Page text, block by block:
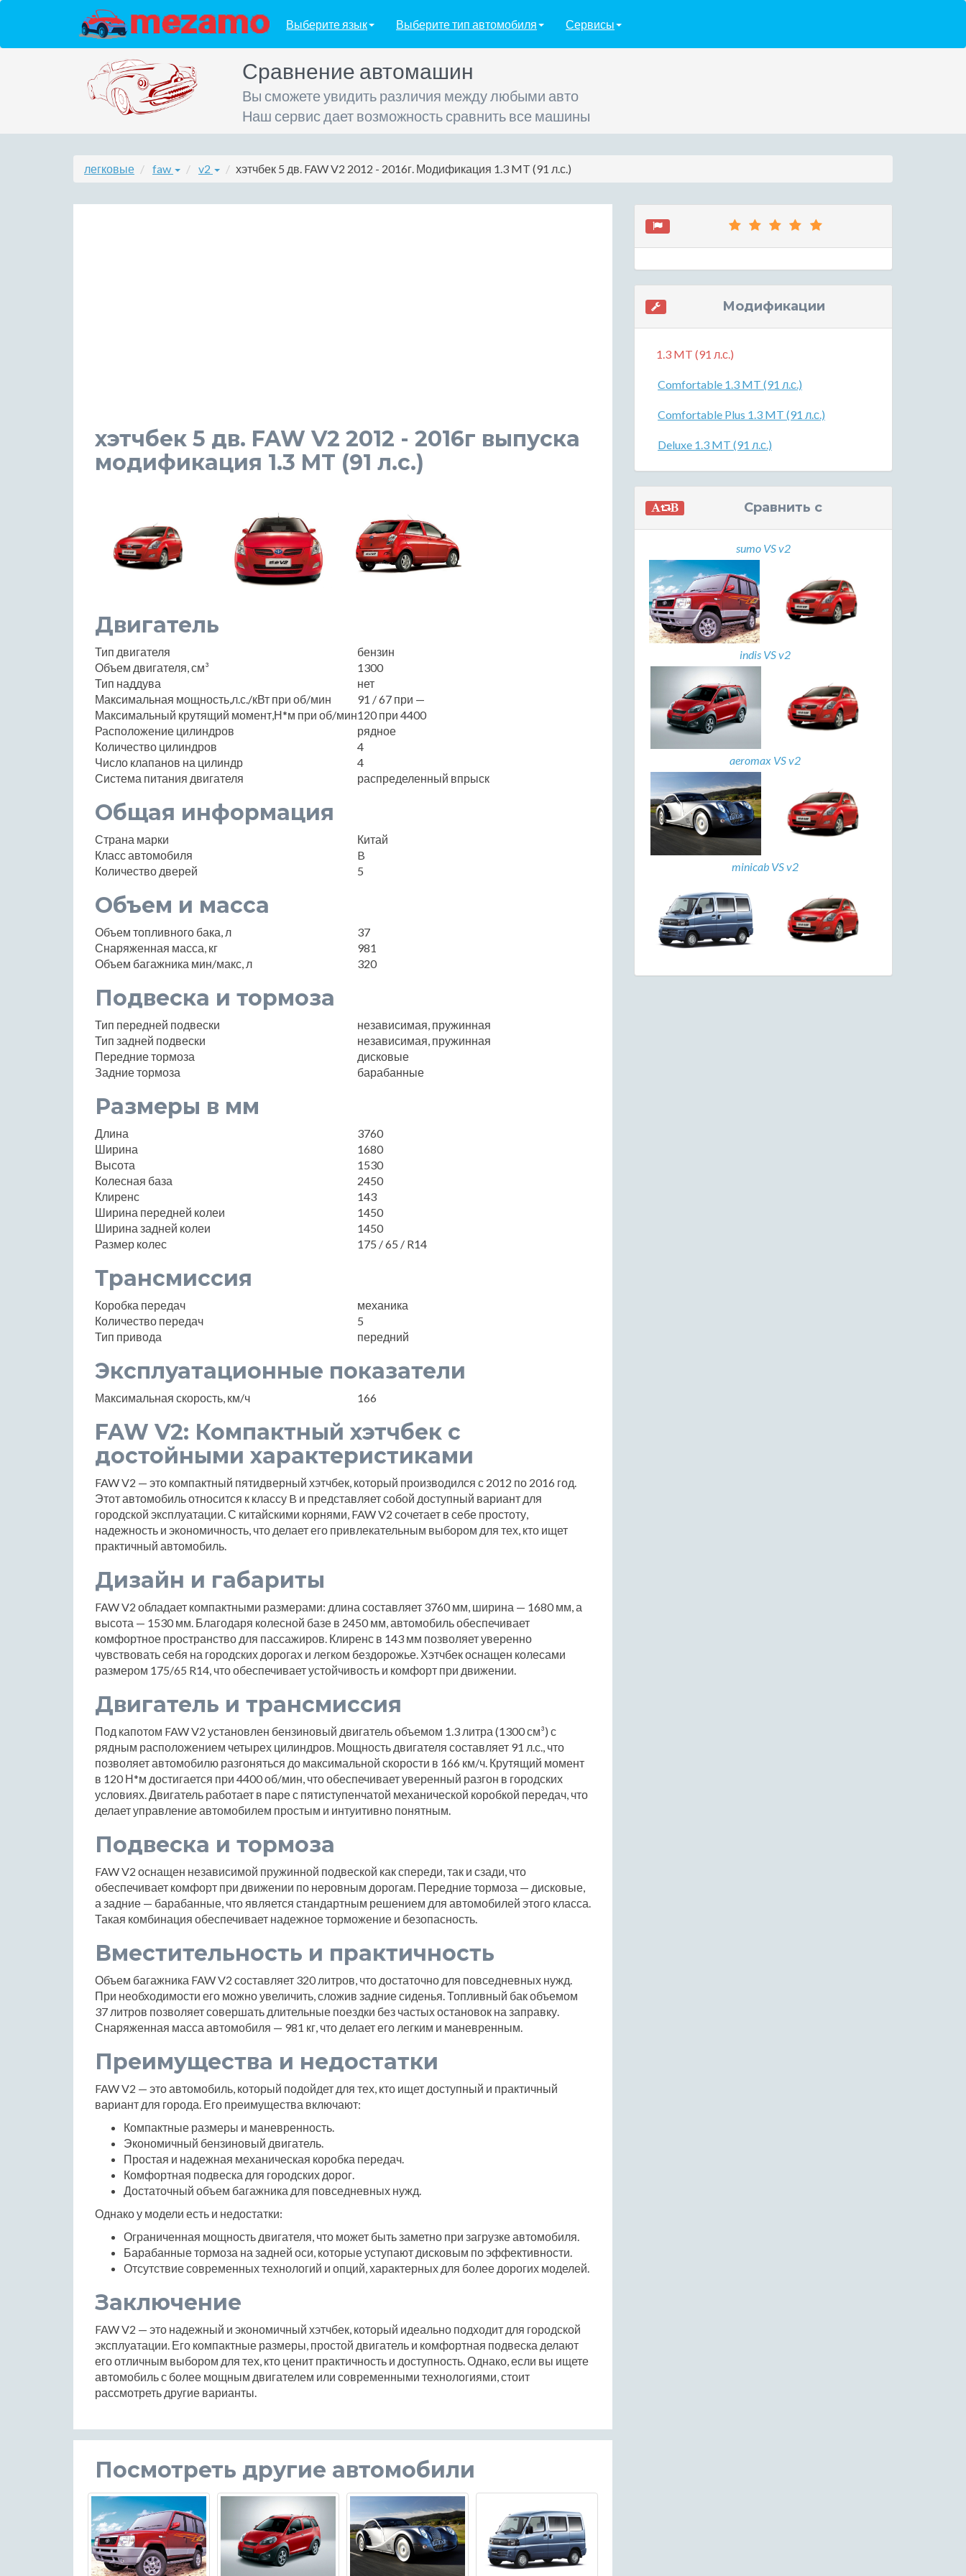
Выберите язык Выберите тип автомобиля Сервисы
Сравнение автомашин
Вы сможете увидить различия между любыми авто
Наш сервис дает возможность сравнить все машины
легковые faw v2 хэтчбек 5 дв. FAW V2 2012 - 2016г. Модификация 1.3 MT (91 л.с.)
хэтчбек 5 дв. FAW V2 2012 - 2016г выпуска
модификация 1.3 MT (91 л.с.)
Двигатель
Тип двигателя
бензин
Объем двигателя, см³
1300
Тип наддува
нет
Максимальная мощность,л.с./кВт при об/мин
91 / 67 при —
Максимальный крутящий момент,Н*м при об/мин120 при 4400
Расположение цилиндров
рядное
Количество цилиндров
4
Число клапанов на цилиндр
4
Система питания двигателя
распределенный впрыск
Общая информация
Страна марки
Китай
Класс автомобиля
B
Количество дверей
5
Объем и масса
Объем топливного бака, л
37
Снаряженная масса, кг
981
Объем багажника мин/макс, л
320
Подвеска и тормоза
Тип передней подвески
независимая, пружинная
Тип задней подвески
независимая, пружинная
Передние тормоза
дисковые
Задние тормоза
барабанные
Размеры в мм
Длина
3760
Ширина
1680
Высота
1530
Колесная база
2450
Клиренс
143
Ширина передней колеи
1450
Ширина задней колеи
1450
Размер колес
175 / 65 / R14
Трансмиссия
Коробка передач
механика
Количество передач
5
Тип привода
передний
Эксплуатационные показатели
Максимальная скорость, км/ч 166
FAW V2: Компактный хэтчбек с
достойными характеристиками
FAW V2 — это компактный пятидверный хэтчбек, который производился с 2012 по 2016 год.
Этот автомобиль относится к классу B и представляет собой доступный вариант для
городской эксплуатации. С китайскими корнями, FAW V2 сочетает в себе простоту,
надежность и экономичность, что делает его привлекательным выбором для тех, кто ищет
практичный автомобиль.
Дизайн и габариты
FAW V2 обладает компактными размерами: длина составляет 3760 мм, ширина — 1680 мм, а
высота — 1530 мм. Благодаря колесной базе в 2450 мм, автомобиль обеспечивает
комфортное пространство для пассажиров. Клиренс в 143 мм позволяет уверенно
чувствовать себя на городских дорогах и легком бездорожье. Хэтчбек оснащен колесами
размером 175/65 R14, что обеспечивает устойчивость и комфорт при движении.
Двигатель и трансмиссия
Под капотом FAW V2 установлен бензиновый двигатель объемом 1.3 литра (1300 см³) с
рядным расположением четырех цилиндров. Мощность двигателя составляет 91 л.с., что
позволяет автомобилю разгоняться до максимальной скорости в 166 км/ч. Крутящий момент
в 120 Н*м достигается при 4400 об/мин, что обеспечивает уверенный разгон в городских
условиях. Двигатель работает в паре с пятиступенчатой механической коробкой передач, что
делает управление автомобилем простым и интуитивно понятным.
Подвеска и тормоза
FAW V2 оснащен независимой пружинной подвеской как спереди, так и сзади, что
обеспечивает комфорт при движении по неровным дорогам. Передние тормоза — дисковые,
а задние — барабанные, что является стандартным решением для автомобилей этого класса.
Такая комбинация обеспечивает надежное торможение и безопасность.
Вместительность и практичность
Объем багажника FAW V2 составляет 320 литров, что достаточно для повседневных нужд.
При необходимости его можно увеличить, сложив задние сиденья. Топливный бак объемом
37 литров позволяет совершать длительные поездки без частых остановок на заправку.
Снаряженная масса автомобиля — 981 кг, что делает его легким и маневренным.
Преимущества и недостатки
FAW V2 — это автомобиль, который подойдет для тех, кто ищет доступный и практичный
вариант для города. Его преимущества включают:
Компактные размеры и маневренность.
Экономичный бензиновый двигатель.
Простая и надежная механическая коробка передач.
Комфортная подвеска для городских дорог.
Достаточный объем багажника для повседневных нужд.
Однако у модели есть и недостатки:
Ограниченная мощность двигателя, что может быть заметно при загрузке автомобиля.
Барабанные тормоза на задней оси, которые уступают дисковым по эффективности.
Отсутствие современных технологий и опций, характерных для более дорогих моделей.
Заключение
FAW V2 — это надежный и экономичный хэтчбек, который идеально подходит для городской
эксплуатации. Его компактные размеры, простой двигатель и комфортная подвеска делают
его отличным выбором для тех, кто ценит практичность и доступность. Однако, если вы ищете
автомобиль с более мощным двигателем или современными технологиями, стоит
рассмотреть другие варианты.
Посмотреть другие автомобили
Модификации
1.3 MT (91 л.с.)
Comfortable 1.3 MT (91 л.с.)
Comfortable Plus 1.3 MT (91 л.с.)
Deluxe 1.3 MT (91 л.с.)
Сравнить с
sumo VS v2
indis VS v2
aeromax VS v2
minicab VS v2